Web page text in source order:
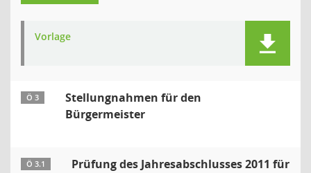
Vorlage
Ö 3
Stellungnahmen für den
Bürgermeister
Ö 3.1
Prüfung des Jahresabschlusses 2011 für